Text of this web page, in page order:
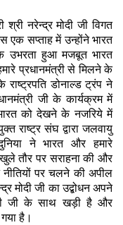
श्री नरेन्द्र मोदी जी विगत
एक सप्ताह में उन्होंने भारत
उभरता हुआ मजबूत भारत
प्रधानमंत्री से मिलने के
डोनाल्ड ट्रंप ने
जी के कार्यक्रम में
को देखने के नजरिये में
राष्ट्र संघ द्वारा जलवायु
ने भारत और हमारे
खुले तौर पर सराहना की और
पर चलने की अपील
मोदी जी का उद्बोधन अपने
जी के साथ खड़ी है और
है।